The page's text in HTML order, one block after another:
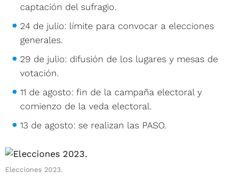
captación del sufragio.
24 de julio: límite para convocar a elecciones
generales.
29 de julio: difusión de los lugares y mesas de
votación.
11 de agosto: fin de la campaña electoral y
comienzo de la veda electoral.
13 de agosto: se realizan las PASO.
Elecciones 2023.